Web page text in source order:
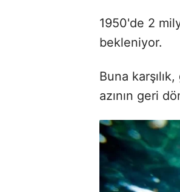
1950'de 2
bekleniyor.
Buna
azının geri